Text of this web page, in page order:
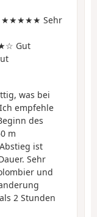
★★★★★ Sehr
Gut
was bei
empfehle
des
m
ist
Sehr
und
2 Stunden